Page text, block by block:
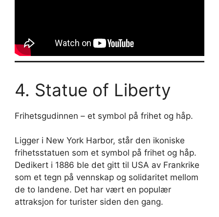
4. Statue of Liberty
Frihetsgudinnen – et symbol på frihet og håp.
Ligger i New York Harbor, står den ikoniske
frihetsstatuen som et symbol på frihet og håp.
Dedikert i 1886 ble det gitt til USA av Frankrike
som et tegn på vennskap og solidaritet mellom
de to landene. Det har vært en populær
attraksjon for turister siden den gang.